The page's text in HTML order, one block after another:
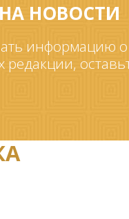
НОВОСТИ
информацию
редакции,